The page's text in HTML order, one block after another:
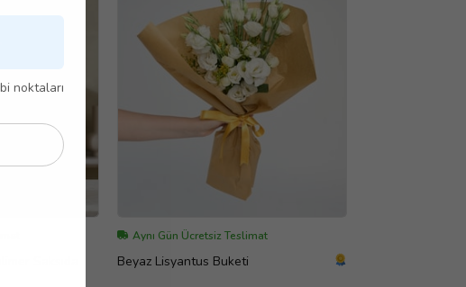
noktaları
Saksıda
Aynı Gün Ücretsiz Teslimat
Beyaz Lisyantus Buketi